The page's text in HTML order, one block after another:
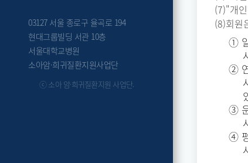
03127 서울 종로구 율곡로 194
현대그룹빌딩 서관 10층
서울대학교병원
소아암·희귀질환지원사업단
ⓒ 소아 암·희귀질환지원 사업단.
(7)"개
(8)회원
①
②
③
④